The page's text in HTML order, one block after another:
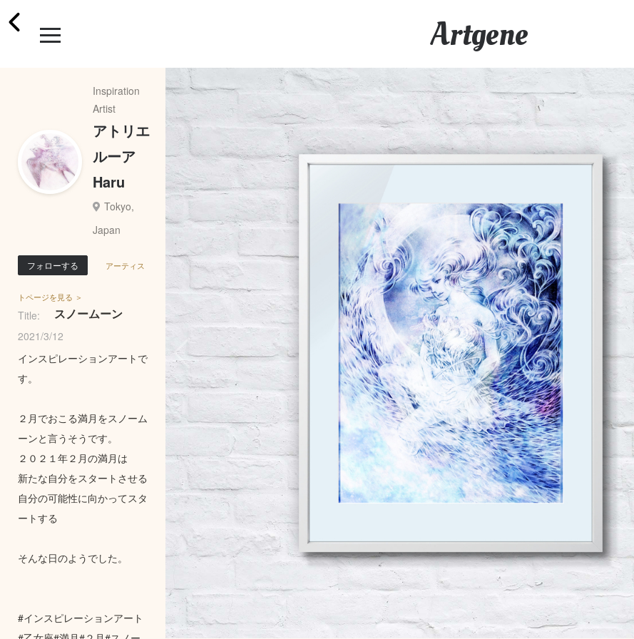
Artgene
Inspiration
Artist
アトリエ
ルーア
Haru
Tokyo,
Japan
フォローする アーティス
トページを見る ＞
Title: スノームーン
2021/3/12
インスピレーションアートで
す。
２月でおこる満月をスノーム
ーンと言うそうです。
２０２１年２月の満月は
新たな自分をスタートさせる
自分の可能性に向かってスタ
ートする
そんな日のようでした。
#インスピレーションアート